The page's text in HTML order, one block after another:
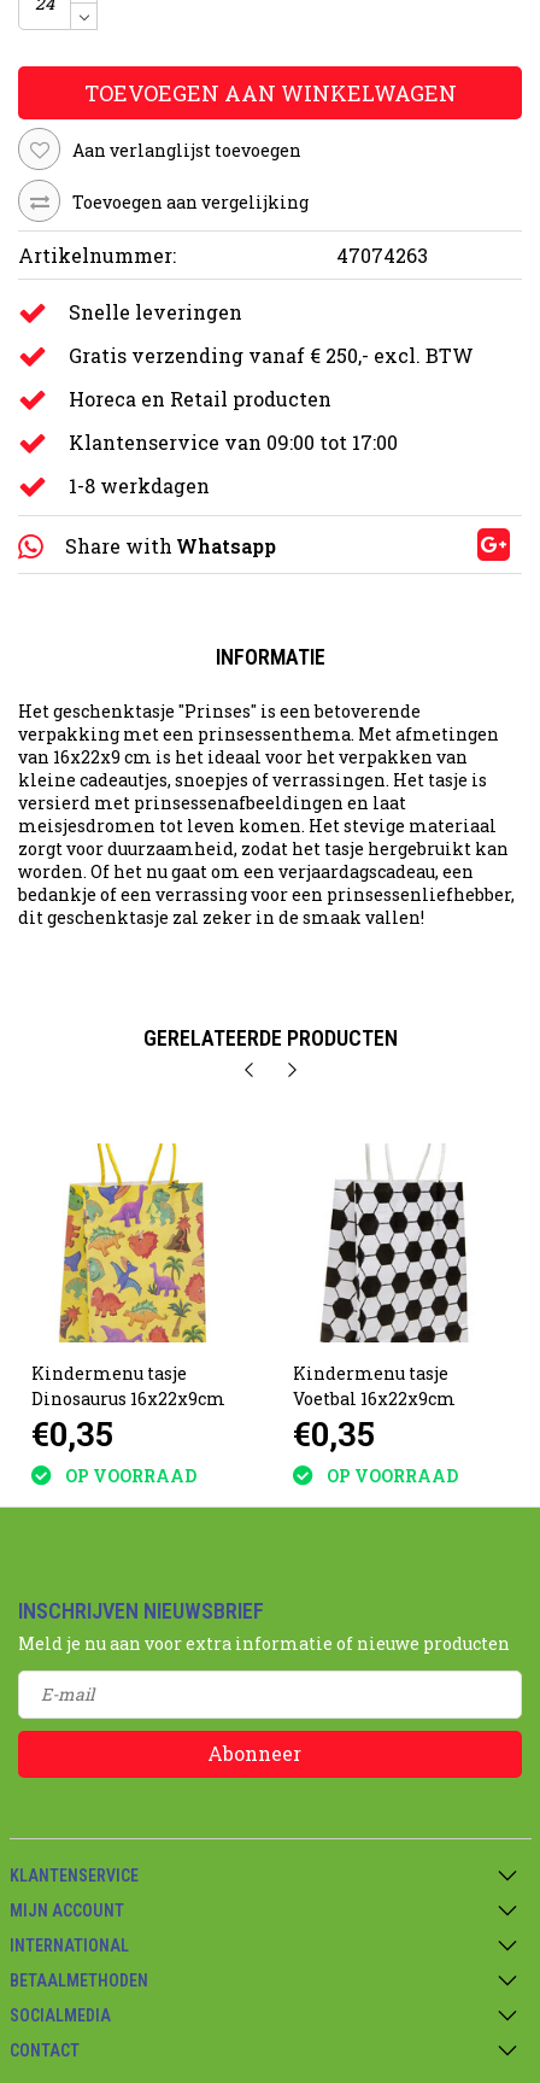
TOEVOEGEN AAN WINKELWAGEN
Aan verlanglijst toevoegen
Toevoegen aan vergelijking
Artikelnummer: 47074263
Snelle leveringen
Gratis verzending vanaf € 250,- excl. BTW
Horeca en Retail producten
Klantenservice van 09:00 tot 17:00
1-8 werkdagen
Share with Whatsapp
INFORMATIE
Het geschenktasje "Prinses" is een betoverende
verpakking met een prinsessenthema. Met afmetingen
van 16x22x9 cm is het ideaal voor het verpakken van
kleine cadeautjes, snoepjes of verrassingen. Het tasje is
versierd met prinsessenafbeeldingen en laat
meisjesdromen tot leven komen. Het stevige materiaal
zorgt voor duurzaamheid, zodat het tasje hergebruikt kan
worden. Of het nu gaat om een verjaardagscadeau, een
bedankje of een verrassing voor een prinsessenliefhebber,
dit geschenktasje zal zeker in de smaak vallen!
GERELATEERDE PRODUCTEN
Kindermenu tasje
Dinosaurus 16x22x9cm
€0,35
OP VOORRAAD
Kindermenu tasje
Voetbal 16x22x9cm
€0,35
OP VOORRAAD
INSCHRIJVEN NIEUWSBRIEF
Meld je nu aan voor extra informatie of nieuwe producten
Abonneer
KLANTENSERVICE
MIJN ACCOUNT
INTERNATIONAL
BETAALMETHODEN
SOCIALMEDIA
CONTACT